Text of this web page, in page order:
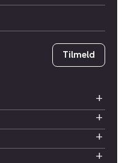
Tilmeld